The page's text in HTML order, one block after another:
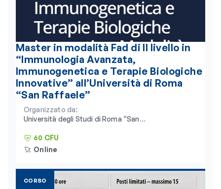
Master in modalità Fad di II livello in
“Immunologia Avanzata,
Immunogenetica e Terapie Biologiche
Innovative” all’Università di Roma
“San Raffaele”
Organizzato da:
Università degli Studi di Roma “San
Humanitas
60 CFU
Online
CORSO